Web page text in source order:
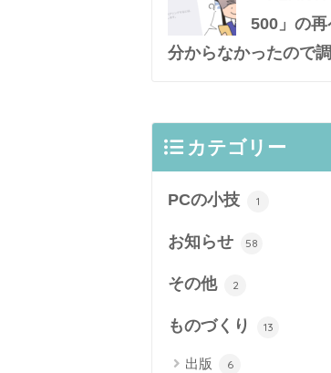
500」の
分からなかったので
カテゴリー
PCの小技 1
お知らせ 58
その他 2
ものづくり 13
出版 6